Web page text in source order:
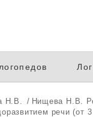
Н.В.
Нищева Н.В.
речи (от